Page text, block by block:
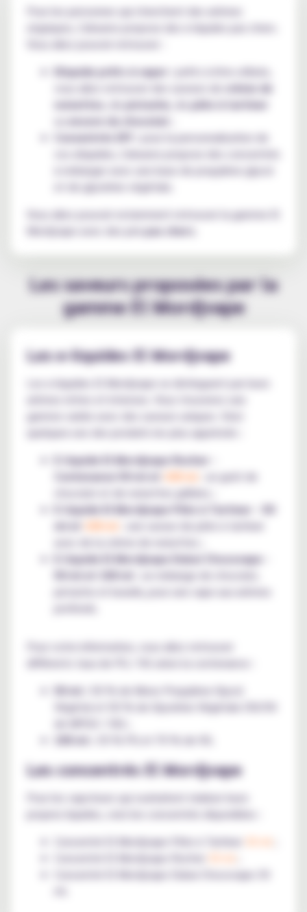
Pour les personnes qui cherchent des arômes
atypiques, Cebueno propose des e-liqudes pas chers.
Eliquide prêts à vaper :
prêts à être utilisés,
crème de
noisettes
pistache
pâte à tartiner
encore du chocolat
Concentrés DIY :
pour la personnalisation de
à mélanger avec une base de propylène glycol
et de glycérine végétale.
Vous allez pouvoir notamment retrouver la gamme El
Mordjvape avec des prix pas chers
Les saveurs proposées par la
gamme El Mordjvape
Les e-liquides El Mordjvape
Les e-liquides El Mordjvape se distinguent par leurs
gamme variée avec des saveurs uniques. Voici
quelques-uns des produits les plus appréciés :
E-liquide El Mordjvape Rocher -
Contenance 50 ml et
: un goût de
chocolat et de noisettes grillées ;
E-liquide El Mordjvape Pâte à Tartiner - 50
E-liquide El Mordjvape Dubaï Chocovape -
50 ml et 100 ml
pistache et kunafa, pour une vape aux arômes
Pour votre information, vous allez retrouver
différents taux de PG / VG selon la contenance :
50 ml :
50 % de Mono Propylène Glycol
Végétal et 50 % de Glycérine Végétale (50/50
100 ml :
30 % PG et 70 % de VG.
Les concentrés El Mordjvape
Pour les vapoteurs qui souhaitent réaliser leurs
Concentré El Mordjvape Pâte à Tartiner
Concentré El Mordjvape Dubaï Chocovape 30